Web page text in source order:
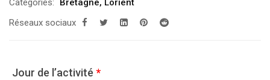
Categories: Bretagne, Lorient
Réseaux sociaux
Jour de l’activité *